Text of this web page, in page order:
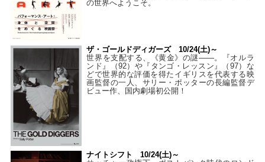
の世界へようこそ。
ザ・ゴールドディガーズ 10/24(土)～
世界を支配する、《黄金》の謎――。『オルラ
ンド』（92）や『タンゴ・レッスン』（97）な
どで世界的な評価を得たイギリスを代表する映
画監督の一人、サリー・ポッターの長編監督デ
ビュー作、国内劇場初公開！
ナイトシフト 10/24(土)～